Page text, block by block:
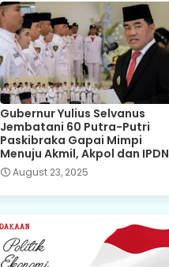
Gubernur Yulius Selvanus
Jembatani 60 Putra-Putri
Paskibraka Gapai Mimpi
Menuju Akmil, Akpol dan IPDN
August 23, 2025